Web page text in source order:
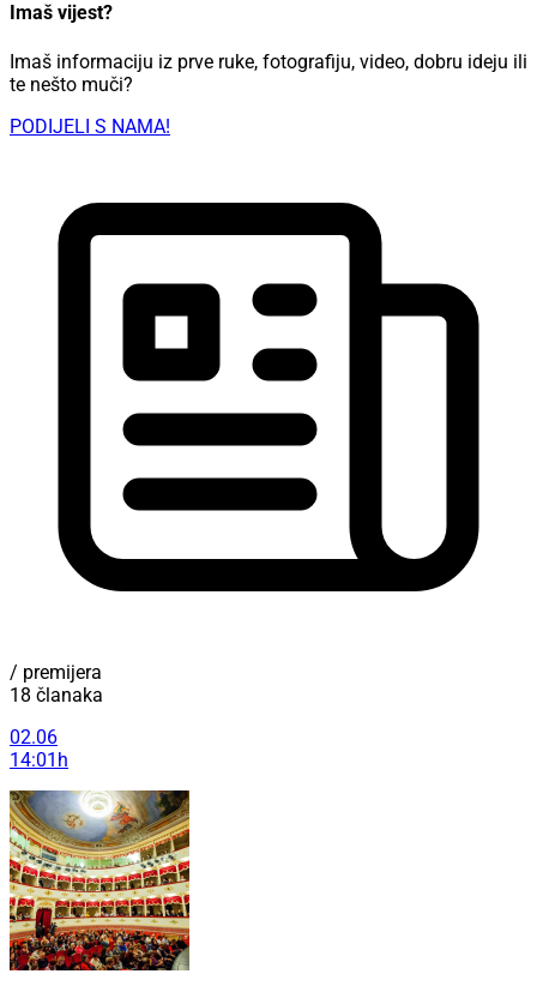
Imaš vijest?
Imaš informaciju iz prve ruke, fotografiju, video, dobru ideju ili
te nešto muči?
PODIJELI S NAMA!
/ premijera
18 članaka
02.06
14:01h